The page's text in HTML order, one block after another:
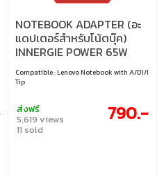
NOTEBOOK ADAPTER (อะ
แดปเตอร์สำหรับโน้ตบุ๊ค)
INNERGIE POWER 65W
FOR LENOVO (ADP-65DW-
LZUC)
Compatible : Lenovo Notebook with A/D1/I
Tip
ส่งฟรี
5,619 views
11 sold
790.-